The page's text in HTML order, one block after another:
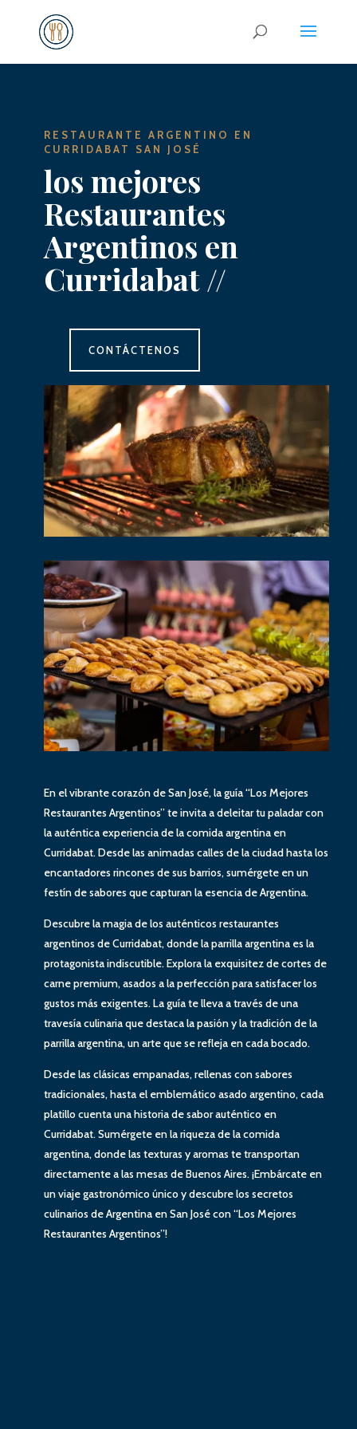
RESTAURANTE ARGENTINO EN
CURRIDABAT SAN JOSÉ
los mejores
Restaurantes
Argentinos en
Curridabat //
CONTÁCTENOS
En el vibrante corazón de San José, la guía “Los Mejores
Restaurantes Argentinos” te invita a deleitar tu paladar con
la auténtica experiencia de la comida argentina en
Curridabat. Desde las animadas calles de la ciudad hasta los
encantadores rincones de sus barrios, sumérgete en un
festín de sabores que capturan la esencia de Argentina.
Descubre la magia de los auténticos restaurantes
argentinos de Curridabat, donde la parrilla argentina es la
protagonista indiscutible. Explora la exquisitez de cortes de
carne premium, asados a la perfección para satisfacer los
gustos más exigentes. La guía te lleva a través de una
travesía culinaria que destaca la pasión y la tradición de la
parrilla argentina, un arte que se refleja en cada bocado.
Desde las clásicas empanadas, rellenas con sabores
tradicionales, hasta el emblemático asado argentino, cada
platillo cuenta una historia de sabor auténtico en
Curridabat. Sumérgete en la riqueza de la comida
argentina, donde las texturas y aromas te transportan
directamente a las mesas de Buenos Aires. ¡Embárcate en
un viaje gastronómico único y descubre los secretos
culinarios de Argentina en San José con “Los Mejores
Restaurantes Argentinos”!